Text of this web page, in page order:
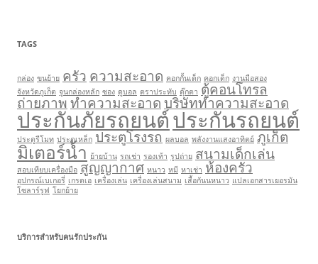
TAGS
กล่อง ขนย้าย ครัว ความสะอาด คอกกั้นเด็ก คอกเด็ก งานมือสอง
จังหวัดภูเก็ต จูนกล่องหลัก ซอง ดูบอล ตราประทับ ตุ๊กตา ตู้คอนโทรล
ถ่ายภาพทำความสะอาดบริษัททำความสะอาด
ประกันภัยรถยนต์ประกันรถยนต์
ประตูรีโมท ประตูเหล็ก ประตูโรงรถ ผลบอล พลังงานแสงอาทิตย์ ภูเก็ต
มิเตอร์น้ำ ย้ายบ้าน รถเช่า รองเท้า รูปถ่าย สนามเด็กเล่น
สอบเทียบเครื่องมือ สูญญากาศ หนาว หมี หาเช่า ห้องครัว
อุปกรณ์เบเกอรี่ เกรดเอ เครื่องเล่น เครื่องเล่นสนาม เสื้อกันนหนาว แปลเอกสารเยอรมัน
โซลาร์รูฟ โยกย้าย
บริการสำหรับคนรักประกัน